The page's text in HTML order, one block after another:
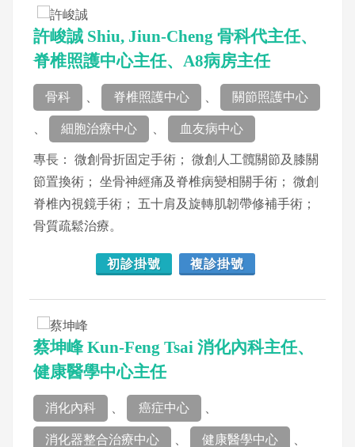
許峻誠 Shiu, Jiun-Cheng 骨科代主任、
脊椎照護中心主任、A8病房主任
骨科 脊椎照護中心 關節照護中心
細胞治療中心 血友病中心
專長： 微創骨折固定手術； 微創人工髖關節及膝關
節置換術； 坐骨神經痛及脊椎病變相關手術； 微創
脊椎內視鏡手術； 五十肩及旋轉肌韌帶修補手術；
骨質疏鬆治療。
初診掛號 複診掛號
蔡坤峰 Kun-Feng Tsai 消化內科主任、
健康醫學中心主任
消化內科 癌症中心
消化器整合治療中心 健康醫學中心